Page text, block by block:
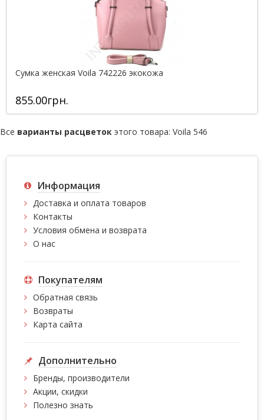
Сумка женская Voila 742226 экокожа
855.00грн.
Все варианты расцветок этого товара: Voila 546
Информация
Доставка и оплата товаров
Контакты
Условия обмена и возврата
О нас
Покупателям
Обратная связь
Возвраты
Карта сайта
Дополнительно
Бренды, производители
Акции, скидки
Полезно знать